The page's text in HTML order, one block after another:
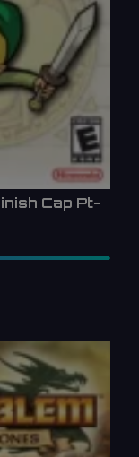
Cap Pt-